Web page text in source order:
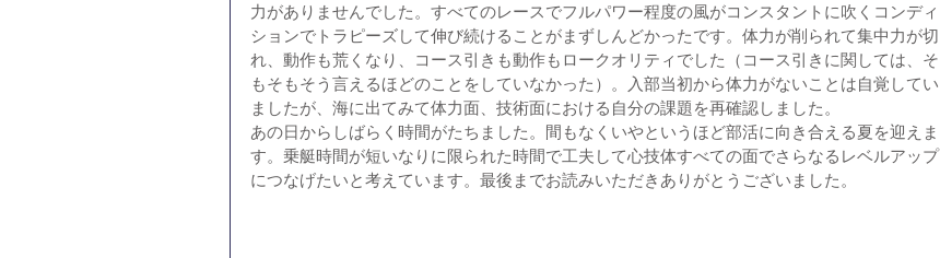
力がありませんでした。すべてのレースでフルパワー程度の風がコンスタントに吹くコンディ
ションでトラピーズして伸び続けることがまずしんどかったです。体力が削られて集中力が切
れ、動作も荒くなり、コース引きも動作もロークオリティでした（コース引きに関しては、そ
もそもそう言えるほどのことをしていなかった）。入部当初から体力がないことは自覚してい
ましたが、海に出てみて体力面、技術面における自分の課題を再確認しました。
​あの日からしばらく時間がたちました。間もなくいやというほど部活に向き合える夏を迎えま
す。乗艇時間が短いなりに限られた時間で工夫して心技体すべての面でさらなるレベルアップ
につなげたいと考えています。最後までお読みいただきありがとうございました。